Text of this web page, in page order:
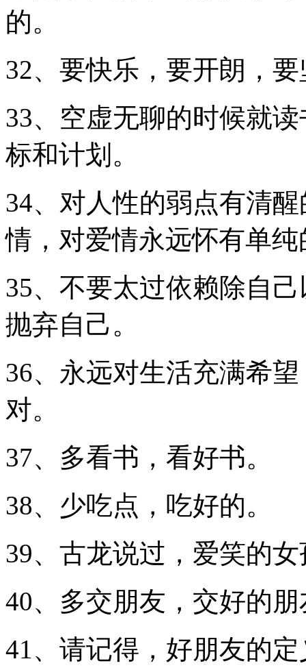
的。
32、要快乐，要开朗，
33、空虚无聊的时候就
标和计划。
34、对人性的弱点有清
情，对爱情永远怀有单
35、不要太过依赖除自
抛弃自己。
36、永远对生活充满希
对。
37、多看书，看好书。
38、少吃点，吃好的。
39、古龙说过，爱笑的
40、多交朋友，交好的
41、请记得，好朋友的